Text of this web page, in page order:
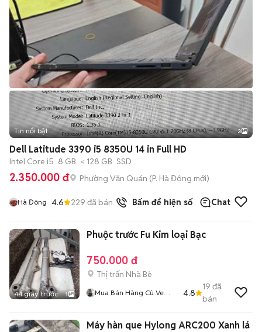
Tin nổi bật 3
Dell Latitude 3390 i5 8350U 14 in Full HD
Intel Core i5 8 GB < 128 GB SSD
2.350.000 đ Phường Văn Quán (P. Hà Đông mới)
Hà Đông 4.6 229 đã bán Bấm để hiện số Chat
44 giây trước 1
Phuộc trước Fu Kim loại Bạc
750.000 đ
Thị trấn Nhà Bè
Mua Bán Hàng Củ Ve
4.8
19 đã
bán
Máy hàn que Hylong ARC200 Xanh lá